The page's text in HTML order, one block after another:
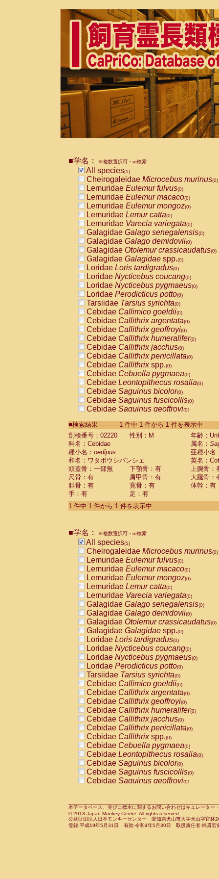
■学名： ※複数選択可・or検索
All species(1)
Cheirogaleidae Microcebus murinus(0)
Lemuridae Eulemur fulvus(0)
Lemuridae Eulemur macaco(0)
Lemuridae Eulemur mongoz(0)
Lemuridae Lemur catta(0)
Lemuridae Varecia variegata(0)
Galagidae Galago senegalensis(0)
Galagidae Galago demidovii(0)
Galagidae Otolemur crassicaudatus(0)
Galagidae Galagidae spp.(0)
Loridae Loris tardigradus(0)
Loridae Nycticebus coucang(0)
Loridae Nycticebus pygmaeus(0)
Loridae Perodicticus potto(0)
Tarsiidae Tarsius syrichta(0)
Cebidae Callimico goeldii(0)
Cebidae Callithrix argentata(0)
Cebidae Callithrix geoffroyi(0)
Cebidae Callithrix humeralifer(0)
Cebidae Callithrix jacchus(0)
Cebidae Callithrix penicillata(0)
Cebidae Callithrixspp.(0)
Cebidae Cebuella pygmaea(0)
Cebidae Leontopithecus rosalia(0)
Cebidae Saguinus bicolor(0)
Cebidae Saguinus fuscicollis(0)
Cebidae Saguinus geoffroyi(0)
CebidaeSaguinus labiatus(0)
Cebidae Saguinus leucopus (0)
Cebidae
Cebidae
CebidaeSaguinus nigricollis (0)
Cebidae Saguinus oedipus
Cebidae Saguinus weddelli
Cebidae Saguinusspp.
Cebidae Aotus trivirgatus
Cebidae Cebus albifrons
CebidaeCebus nigrivittatus
CebidaeCebus
CebidaeSaimiri boliviensis(0)
CebidaeSaimiri sciureus(0)
AtelidaeAlouatta caraya(0)
AtelidaeAlouatta fusca(0)
AtelidaeAlouatta seniculus
AtelidaeAlouattaspp.(0)
AtelidaeAteles belzebuth(0)
AtelidaeAteles geoffroyi(0)
AtelidaeAteles paniscus(0)
AtelidaeAtelesspp.(0)
Atelidae Lagothrix lagothricha
AtelidaeLagothrix lagothricha cana
PitheciidaeCacajao calvus
PitheciidaeCallicebus cupreus
PitheciidaeCallicebus donacophilus
PitheciidaeCallicebus moloch
PitheciidaeCallicebus torquatus
PitheciidaeCallicebusspp.(0)
PitheciidaeChiropotes satanas(0)
PitheciidaePithecia monachus
PitheciidaePithecia pithecia(0)
CercopithecidaeCercocebus agilis
CercopithecidaeCercocebus
CercopithecidaeCercocebus
CercopithecidaeCercocebus
CercopithecidaeCercocebus
CercopithecidaeCercocebushybrid
CercopithecidaePapio anubis(0)
CercopithecidaePapio cynocephalus
CercopithecidaePapio hamadryas(0)
■検索結果-----------1 件中 1 件から 1 件を表示中
剖検番号：02220
性別：M
年齢：
科名：Cebidae
属名：
種小名： oedipus
亜種小名
和名：ワタボウシパンシェ
英名：
頭蓋骨：一部無
下顎骨：有
上腕骨：
尺骨：有
肩甲骨：有
大腿骨：
腓骨：有
寛骨：有
体幹：有
手：有
足：有
1 件中 1 件から 1 件を表示中
■学名： ※複数選択可・or検索
All species(1)
Cheirogaleidae Microcebus murinus(0)
Lemuridae Eulemur fulvus(0)
Lemuridae Eulemur macaco(0)
Lemuridae Eulemur mongoz(0)
Lemuridae Lemur catta(0)
Lemuridae Varecia variegata(0)
Galagidae Galago senegalensis(0)
Galagidae Galago demidovii(0)
Galagidae Otolemur crassicaudatus(0)
Galagidae Galagidae spp.(0)
Loridae Loris tardigradus(0)
Loridae Nycticebus coucang(0)
Loridae Nycticebus pygmaeus(0)
Loridae Perodicticus potto(0)
Tarsiidae Tarsius syrichta(0)
Cebidae Callimico goeldii(0)
Cebidae Callithrix argentata(0)
Cebidae Callithrix geoffroyi(0)
Cebidae Callithrix humeralifer(0)
Cebidae Callithrix jacchus(0)
Cebidae Callithrix penicillata(0)
Cebidae Callithrixspp.(0)
Cebidae Cebuella pygmaea(0)
Cebidae Leontopithecus rosalia(0)
Cebidae Saguinus bicolor(0)
Cebidae Saguinus fuscicollis(0)
Cebidae Saguinus geoffroyi(0)
CebidaeSaguinus leucopus(0)
CebidaeSaguinus midas(0)
Cebidae Saguinus mystax(0)
本データベース、並びに標本に関するお問い合わせはキュレータ
© 2013 Japan Monkey Centre. All rights reserved.
公益財団法人日本モンキーセンター 愛知県犬山市大字犬山字官
登録:平成19年5月31日 有効:令和4年5月30日 取扱責任者:綿貫宏